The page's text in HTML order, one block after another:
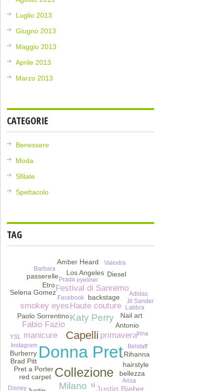
Luglio 2013
Giugno 2013
Maggio 2013
Aprile 2013
Marzo 2013
CATEGORIE
Benessere
Moda
Sfilate
Spettacolo
TAG
Donna Pret
Collezione
Capelli
Milano
Katy Perry
Haute couture
manicure
Festival di Sanremo
primavera
Fabio Fazio
smokey eyes
backstage
red carpet
Pret a Porter
Los Angeles
Antonio
bellezza
Paolo Sorrentino
Rihanna
Amber Heard
Burberry
hairstyle
Nail art
passerelle
Selena Gomez
Brad Pitt
Diesel
Etro
eyeliner
Jil Sander
si
YSL
Arisa
Belstaff
Disney
Facebook
Instagram
Irina
Labbra
Prada
Valextra
Adidas
Barbara